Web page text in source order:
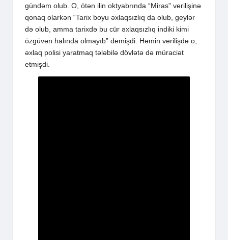
gündəm olub. O, ötən ilin oktyabrında “Miras” verilişinə
qonaq olarkən “Tarix boyu əxlaqsızlıq da olub, geylər
də olub, amma tarixdə bu cür əxlaqsızlıq indiki kimi
özgüvən halında olmayıb” demişdi. Həmin verilişdə o,
əxlaq polisi yaratmaq tələbilə dövlətə də müraciət
etmişdi.